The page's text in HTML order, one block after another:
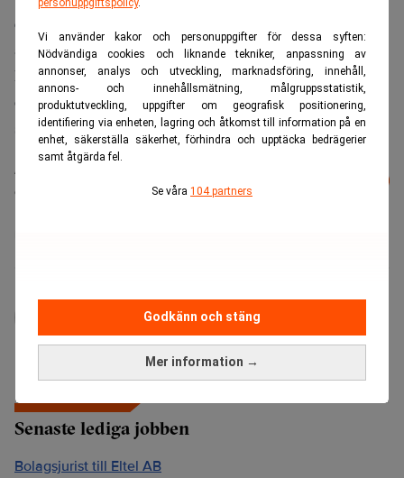
personuppgiftspolicy.
Vi använder kakor och personuppgifter för dessa syften:
Nödvändiga cookies och liknande tekniker, anpassning av
annonser, analys och utveckling, marknadsföring, innehåll,
annons- och innehållsmätning, målgruppsstatistik,
produktutveckling, uppgifter om geografisk positionering,
identifiering via enheten, lagring och åtkomst till information på en
enhet, säkerställa säkerhet, förhindra och upptäcka bedrägerier
samt åtgärda fel.
Se våra 104 partners
Mer information →
Godkänn och stäng
den kommande perioden. Vi räknar med att fortsatt behöva
anställa i genomsnitt tio nya medarbetare i månaden för att
kunna fortsätta växa och expandera enligt plan. Vi räknar
också med att ha flertalet kunder i Norge innan årets slut,
säger Johan Strand, vd för Zimpler.
Läs mer från Realtid - vårt nyhetsbrev
är kostnadsfritt:
Finwire
Senaste lediga jobben
Bolagsjurist till Eltel AB